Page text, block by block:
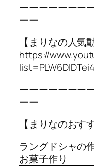
ーーーーーーー
ーー
【まりなの人気
https://
ーーーーーーー
ーー
【まりなのおす
ラングドシャの
お菓子作り